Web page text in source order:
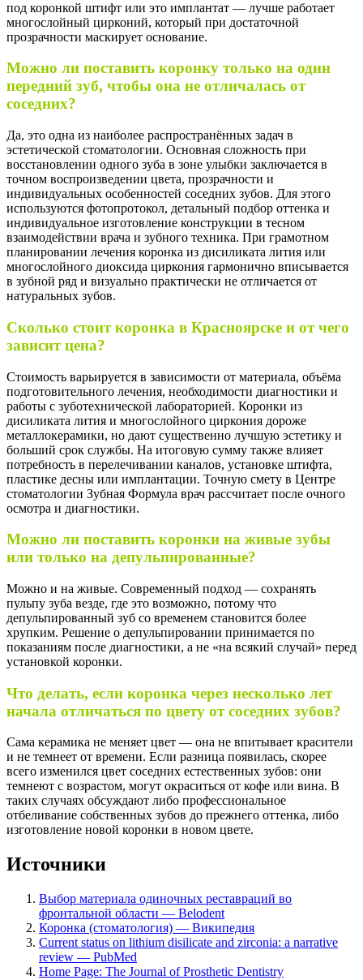
под коронкой штифт или это имплантат — лучше работает
многослойный цирконий, который при достаточной
прозрачности маскирует основание.
Можно ли поставить коронку только на один
передний зуб, чтобы она не отличалась от
соседних?
Да, это одна из наиболее распространённых задач в
эстетической стоматологии. Основная сложность при
восстановлении одного зуба в зоне улыбки заключается в
точном воспроизведении цвета, прозрачности и
индивидуальных особенностей соседних зубов. Для этого
используются фотопротокол, детальный подбор оттенка и
индивидуальное изготовление конструкции в тесном
взаимодействии врача и зубного техника. При грамотном
планировании лечения коронка из дисиликата лития или
многослойного диоксида циркония гармонично вписывается
в зубной ряд и визуально практически не отличается от
натуральных зубов.
Сколько стоит коронка в Красноярске и от чего
зависит цена?
Стоимость варьируется в зависимости от материала, объёма
подготовительного лечения, необходимости диагностики и
работы с зуботехнической лабораторией. Коронки из
дисиликата лития и многослойного циркония дороже
металлокерамики, но дают существенно лучшую эстетику и
больший срок службы. На итоговую сумму также влияет
потребность в перелечивании каналов, установке штифта,
пластике десны или имплантации. Точную смету в Центре
стоматологии Зубная Формула врач рассчитает после очного
осмотра и диагностики.
Можно ли поставить коронки на живые зубы
или только на депульпированные?
Можно и на живые. Современный подход — сохранять
пульпу зуба везде, где это возможно, потому что
депульпированный зуб со временем становится более
хрупким. Решение о депульпировании принимается по
показаниям после диагностики, а не «на всякий случай» перед
установкой коронки.
Что делать, если коронка через несколько лет
начала отличаться по цвету от соседних зубов?
Сама керамика не меняет цвет — она не впитывает красители
и не темнеет от времени. Если разница появилась, скорее
всего изменился цвет соседних естественных зубов: они
темнеют с возрастом, могут окраситься от кофе или вина. В
таких случаях обсуждают либо профессиональное
отбеливание собственных зубов до прежнего оттенка, либо
изготовление новой коронки в новом цвете.
Источники
Выбор материала одиночных реставраций во
фронтальной области — Belodent
Коронка (стоматология) — Википедия
Current status on lithium disilicate and zirconia: a narrative
review — PubMed
Home Page: The Journal of Prosthetic Dentistry